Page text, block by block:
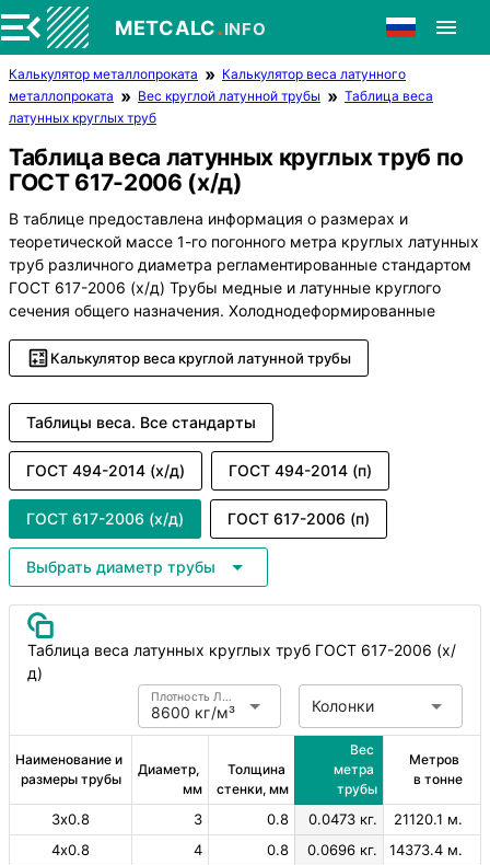
METCALC.INFO
Калькулятор металлопроката
Калькулятор веса латунного
металлопроката
Вес круглой латунной трубы
Таблица веса
латунных круглых труб
Таблица веса латунных круглых труб по
ГОСТ 617-2006 (х/д)
В таблице предоставлена информация о размерах и
теоретической массе 1-го погонного метра круглых латунных
труб различного диаметра регламентированные стандартом
ГОСТ 617-2006 (х/д) Трубы медные и латунные круглого
сечения общего назначения. Холоднодеформированные
Калькулятор веса круглой латунной трубы
Таблицы веса. Все стандарты
ГОСТ 494-2014 (х/д) ГОСТ 494-2014 (п)
ГОСТ 617-2006 (х/д) ГОСТ 617-2006 (п)
Выбрать диаметр трубы
Таблица веса латунных круглых труб ГОСТ 617-2006 (х/
д)
8600 кг/м³
Плотность Латунь Колонки
Наименование и
размеры трубы
Диаметр,
мм
Толщина
стенки, мм
Вес
метра
трубы
Метров
в тонне
3х0.8 3 0.8 0.0473 кг.
21120.1 м.
4х0.8
4 0.8 0.0696 кг.
14373.4 м.